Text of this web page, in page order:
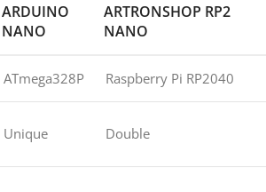
ARDUINO
NANO
ARTRONSHOP RP2
NANO
ATmega328P Raspberry Pi RP2040
Unique Double